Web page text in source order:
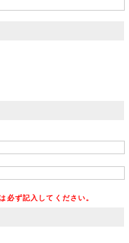
必ず記入してください。